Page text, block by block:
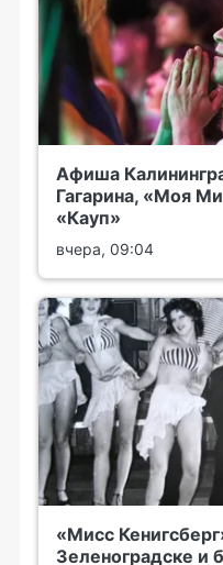
Афиша
Гагарина, «Моя
«Кауп»
вчера, 09:04
«Мисс
Зеленоградске и